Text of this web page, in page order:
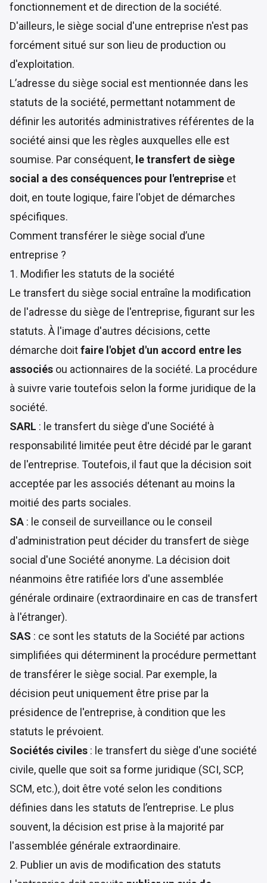
fonctionnement et de direction de la société.
D'ailleurs, le siège social d'une entreprise n'est pas
forcément situé sur son lieu de production ou
d'exploitation.
L’adresse du siège social est mentionnée dans les
statuts de la société, permettant notamment de
définir les autorités administratives référentes de la
société ainsi que les règles auxquelles elle est
soumise. Par conséquent, le transfert de siège
social a des conséquences pour l'entreprise et
doit, en toute logique, faire l'objet de démarches
spécifiques.
Comment transférer le siège social d’une
entreprise ?
1. Modifier les statuts de la société
Le transfert du siège social entraîne la modification
de l'adresse du siège de l'entreprise, figurant sur les
statuts. À l'image d'autres décisions, cette
démarche doitfaire l'objet d'un accord entre les
associés ou actionnaires de la société. La procédure
à suivre varie toutefois selon la forme juridique de la
société.
SARL : le transfert du siège d'une Société à
responsabilité limitée peut être décidé par le garant
de l'entreprise. Toutefois, il faut que la décision soit
acceptée par les associés détenant au moins la
moitié des parts sociales.
SA : le conseil de surveillance ou le conseil
d'administration peut décider du transfert de siège
social d'une Société anonyme. La décision doit
néanmoins être ratifiée lors d'une assemblée
générale ordinaire (extraordinaire en cas de transfert
à l'étranger).
SAS : ce sont les statuts de la Société par actions
simplifiées qui déterminent la procédure permettant
de transférer le siège social. Par exemple, la
décision peut uniquement être prise par la
présidence de l'entreprise, à condition que les
statuts le prévoient.
Sociétés civiles : le transfert du siège d'une société
civile, quelle que soit sa forme juridique (SCI, SCP,
SCM, etc.), doit être voté selon les conditions
définies dans les statuts de l’entreprise. Le plus
souvent, la décision est prise à la majorité par
l'assemblée générale extraordinaire.
2. Publier un avis de modification des statuts